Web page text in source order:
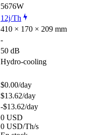
5676W
12j/Th
410 × 170 × 209 mm
-
50 dB
Hydro-cooling
$0.00/day
$13.62/day
-$13.62/day
0 USD
0 USD/Th/s